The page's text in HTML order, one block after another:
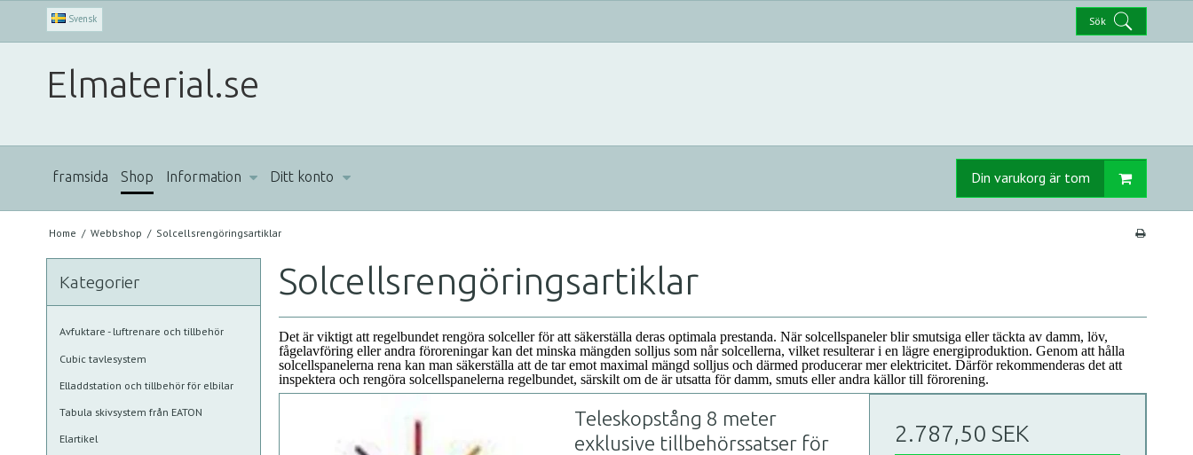
Svensk Sök
Elmaterial.se
framsida Shop Information Ditt konto Din varukorg är tom
Home / Webbshop / Solcellsrengöringsartiklar
Kategorier
Avfuktare - luftrenare och tillbehör
Cubic tavlesystem
Elladdstation och tillbehör för elbilar
Tabula skivsystem från EATON
Elartikel
Solcellsrengöringsartiklar
Det är viktigt att regelbundet rengöra solceller för att säkerställa deras optimala prestanda. När solcellspaneler blir smutsiga eller täckta av damm, löv,
fågelavföring eller andra föroreningar kan det minska mängden solljus som når solcellerna, vilket resulterar i en lägre energiproduktion. Genom att hålla
solcellspanelerna rena kan man säkerställa att de tar emot maximal mängd solljus och därmed producerar mer elektricitet. Därför rekommenderas det att
inspektera och rengöra solcellspanelerna regelbundet, särskilt om de är utsatta för damm, smuts eller andra källor till förorening.
Teleskopstång 8 meter
exklusive tillbehörssatser för
2.787,50 SEK